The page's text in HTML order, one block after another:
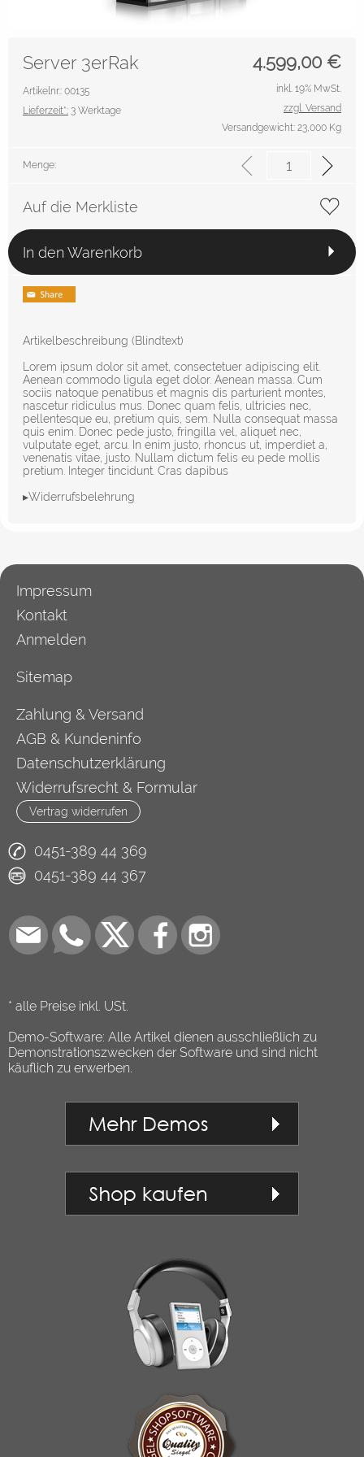
4.599,00 €
Server 3erRak
Artikelnr.: 00135
Lieferzeit*: 3 Werktage
inkl. 19% MwSt.
zzgl. Versand
Versandgewicht: 23,000 Kg
Menge:
Auf die Merkliste
In den Warenkorb
Artikelbeschreibung (Blindtext)
Lorem ipsum dolor sit amet, consectetuer adipiscing elit.
Aenean commodo ligula eget dolor. Aenean massa. Cum
sociis natoque penatibus et magnis dis parturient montes,
nascetur ridiculus mus. Donec quam felis, ultricies nec,
pellentesque eu, pretium quis, sem. Nulla consequat massa
quis enim. Donec pede justo, fringilla vel, aliquet nec,
vulputate eget, arcu. In enim justo, rhoncus ut, imperdiet a,
venenatis vitae, justo. Nullam dictum felis eu pede mollis
pretium. Integer tincidunt. Cras dapibus
▸Widerrufsbelehrung
Impressum
Kontakt
Anmelden
Sitemap
Zahlung & Versand
AGB & Kundeninfo
Datenschutzerklärung
Widerrufsrecht & Formular
Vertrag widerrufen
0451-389 44 369
0451-389 44 367
* alle Preise inkl. USt.
Demo-Software: Alle Artikel dienen ausschließlich zu
Demonstrationszwecken der Software und sind nicht
käuflich zu erwerben.